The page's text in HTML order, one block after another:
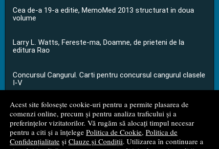
Acest site folosește cookie-uri pentru a permite plasarea de
comenzi online, precum și pentru analiza traficului și a
preferințelor vizitatorilor. Vă rugăm să alocați timpul necesar
pentru a citi și a înțelege Politica de Cookie, Politica de
Confidențialitate și Clauze și Condiții. Utilizarea în continuare a
Cea de-a 19-a editie, MemoMed 2013 structurat in doua
volume
Larry L. Watts, Fereste-ma, Doamne, de prieteni de la
editura Rao
Concursul Cangurul. Carti pentru concursul cangurul clasele
I-V
...toate știrile
© 2008 - 2026S.C. M.G. Net Distribution S.R.L.